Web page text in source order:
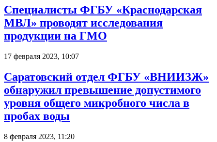
Специалисты ФГБУ «Краснодарская
МВЛ» проводят исследования
продукции на ГМО
17 февраля 2023, 10:07
Саратовский отдел ФГБУ «ВНИИЗЖ»
обнаружил превышение допустимого
уровня общего микробного числа в
пробах воды
8 февраля 2023, 11:20